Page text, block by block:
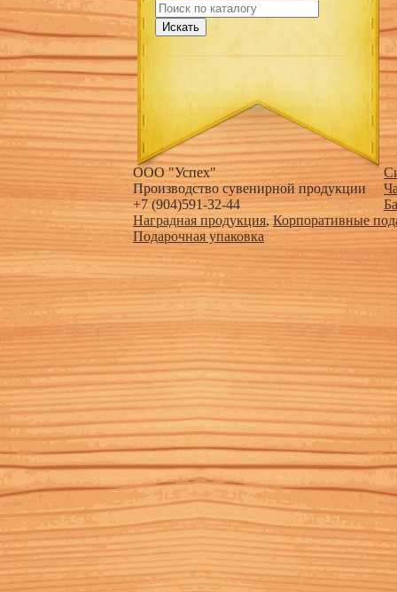
Искать
ООО "Успех"
Производство сувенирной продукции
+7 (904)591-32-44
Наградная продукция, Корпоративные
Подарочная упаковка